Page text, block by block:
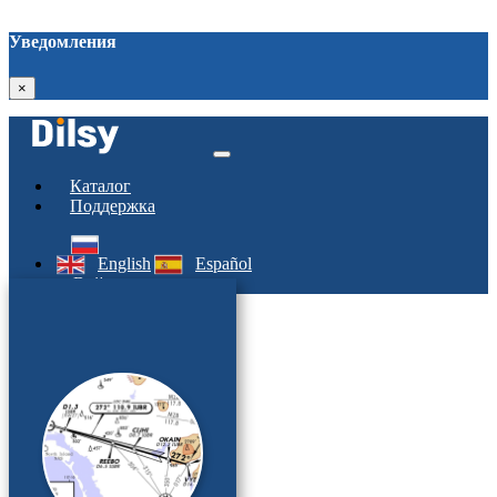
Уведомления
×
Каталог
Поддержка
English
Español
Войти